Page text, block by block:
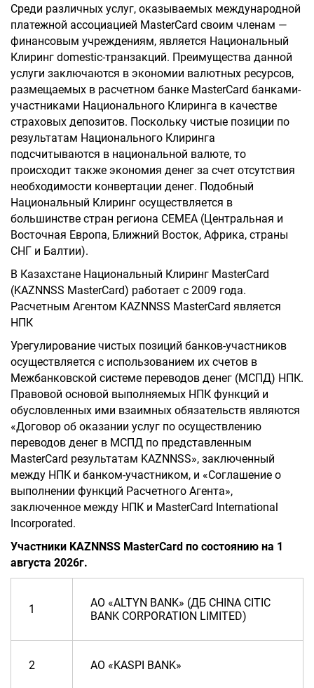
Среди различных услуг, оказываемых международной
платежной ассоциацией MasterCard своим членам —
финансовым учреждениям, является Национальный
Клиринг domestic-транзакций. Преимущества данной
услуги заключаются в экономии валютных ресурсов,
размещаемых в расчетном банке MasterCard банками-
участниками Национального Клиринга в качестве
страховых депозитов. Поскольку чистые позиции по
результатам Национального Клиринга
подсчитываются в национальной валюте, то
происходит также экономия денег за счет отсутствия
необходимости конвертации денег. Подобный
Национальный Клиринг осуществляется в
большинстве стран региона CEMEA (Центральная и
Восточная Европа, Ближний Восток, Африка, страны
СНГ и Балтии).
В Казахстане Национальный Клиринг MasterCard
(KAZNNSS MasterCard) работает с 2009 года.
Расчетным Агентом KAZNNSS MasterCard является
НПК
Урегулирование чистых позиций банков-участников
осуществляется с использованием их счетов в
Межбанковской системе переводов денег (МСПД) НПК.
Правовой основой выполняемых НПК функций и
обусловленных ими взаимных обязательств являются
«Договор об оказании услуг по осуществлению
переводов денег в МСПД по представленным
MasterCard результатам KAZNNSS», заключенный
между НПК и банком-участником, и «Соглашение о
выполнении функций Расчетного Агента»,
заключенное между НПК и MasterCard International
Incorporated.
Участники KAZNNSS MasterCard по состоянию на 1
августа 2026г.
1
АО «ALTYN BANK» (ДБ CHINA CITIC
BANK CORPORATION LIMITED)
2 АО «KASPI BANK»